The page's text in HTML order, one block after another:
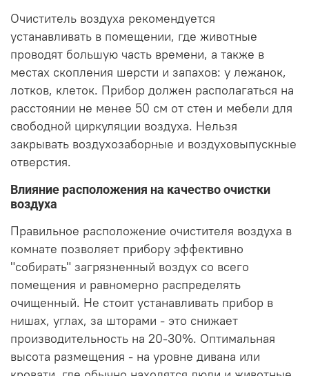
Очиститель воздуха рекомендуется
устанавливать в помещении, где животные
проводят большую часть времени, а также в
местах скопления шерсти и запахов: у лежанок,
лотков, клеток. Прибор должен располагаться на
расстоянии не менее 50 см от стен и мебели для
свободной циркуляции воздуха. Нельзя
закрывать воздухозаборные и воздуховыпускные
отверстия.
Влияние расположения на качество очистки
воздуха
Правильное расположение очистителя воздуха в
комнате позволяет прибору эффективно
"собирать" загрязненный воздух со всего
помещения и равномерно распределять
очищенный. Не стоит устанавливать прибор в
нишах, углах, за шторами - это снижает
производительность на 20-30%. Оптимальная
высота размещения - на уровне дивана или